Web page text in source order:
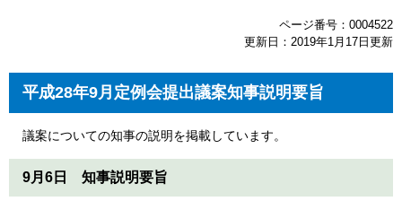
ページ番号：0004522
更新日：2019年1月17日更新
平成28年9月定例会提出議案知事説明要旨
議案についての知事の説明を掲載しています。
9月6日 知事説明要旨